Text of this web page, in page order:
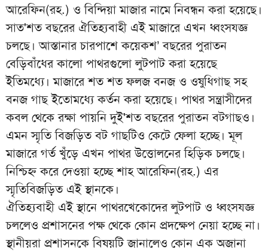
আরেফিন(রহ.) ও বিন্দিয়া মাজার নামে নিবন্ধন করা হয়েছে।
সাত'শত বছরের ঐতিহ্যবাহী এই মাজারে এখন ধ্বংসযজ্ঞ
চলছে। আস্তানার চারপাশে কয়েকশ’ বছরের পুরাতন
বেড়িবাঁধের কালো পাথরগুলো লুটপাট করা হয়েছে
ইতিমধ্যে। মাজারে শত শত ফলজ বনজ ও ওষুধিগাছ সহ
বনজ গাছ ইতোমধ্যে কর্তন করা হয়েছে। পাথর সন্ত্রাসীদের
কবল থেকে রক্ষা পায়নি দুই'শত বছরের পুরাতন বটগাছও।
এমন স্মৃতি বিজড়িত বট গাছটিও কেটে ফেলা হচ্ছে। মূল
মাজারে গর্ত খুঁড়ে এখন পাথর উত্তোলনের হিড়িক চলছে।
নিশ্চিহ্ন করে দেওয়া হচ্ছে শাহ আরেফিন(রহ.) এর
স্মৃতিবিজড়িত এই স্থানকে।
ঐতিহ্যবাহী এই স্থানে পাথরখেকোদের লুটপাট ও ধ্বংসযজ্ঞ
চললেও প্রশাসনের পক্ষ থেকে কোন প্রদক্ষেপ নেয়া হচ্ছে না।
স্থানীয়রা প্রশাসনকে বিষয়টি জানালেও কোন এক অজানা